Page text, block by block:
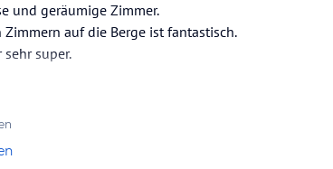
und geräumige Zimmer.
Zimmern auf die Berge ist fantastisch.
sehr super.